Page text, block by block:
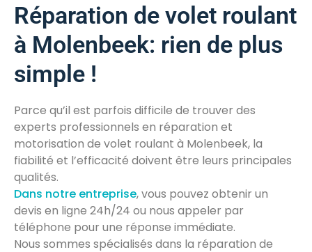
Réparation de volet roulant
à Molenbeek: rien de plus
simple !
Parce qu’il est parfois difficile de trouver des
experts professionnels en réparation et
motorisation de volet roulant à Molenbeek, la
fiabilité et l’efficacité doivent être leurs principales
qualités.
Dans notre entreprise, vous pouvez obtenir un
devis en ligne 24h/24 ou nous appeler par
téléphone pour une réponse immédiate.
Nous sommes spécialisés dans la réparation de